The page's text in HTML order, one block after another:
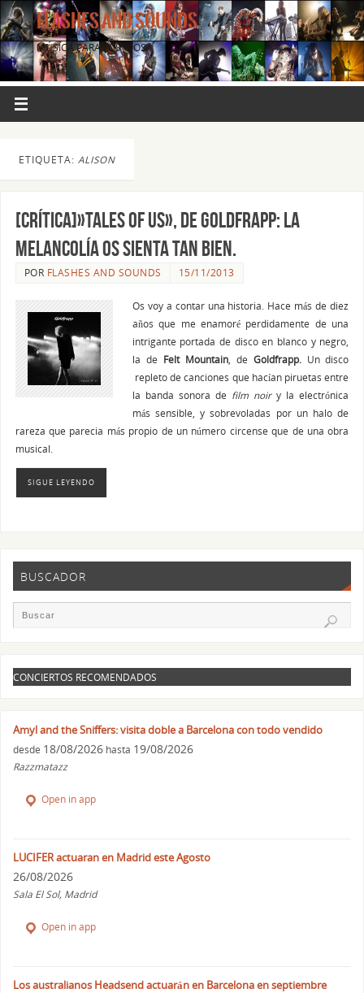
FLASHES AND SOUNDS
MÚSICA PARA LOS OJOS.
ETIQUETA: ALISON
[CRÍTICA]»Tales of Us», de GOLDFRAPP: La
melancolía os sienta tan bien.
POR FLASHES AND SOUNDS 15/11/2013
Os voy a contar una historia. Hace más de diez
años que me enamoré perdidamente de una
intrigante portada de disco en blanco y negro,
la de Felt Mountain, de Goldfrapp.Un disco
repleto de canciones que hacían piruetas entre
la banda sonora de film noiry la electrónica
más sensible, y sobrevoladas por un halo de
rareza que parecia más propio de un número circense que de una obra
musical.
SIGUE LEYENDO
BUSCADOR
CONCIERTOS RECOMENDADOS
Amyl and the Sniffers: visita doble a Barcelona con todo vendido
desde 18/08/2026 hasta 19/08/2026
Razzmatazz
Open in app
LUCIFER actuaran en Madrid este Agosto
26/08/2026
Sala El Sol, Madrid
Open in app
Los australianos Headsend actuarán en Barcelona en septiembre